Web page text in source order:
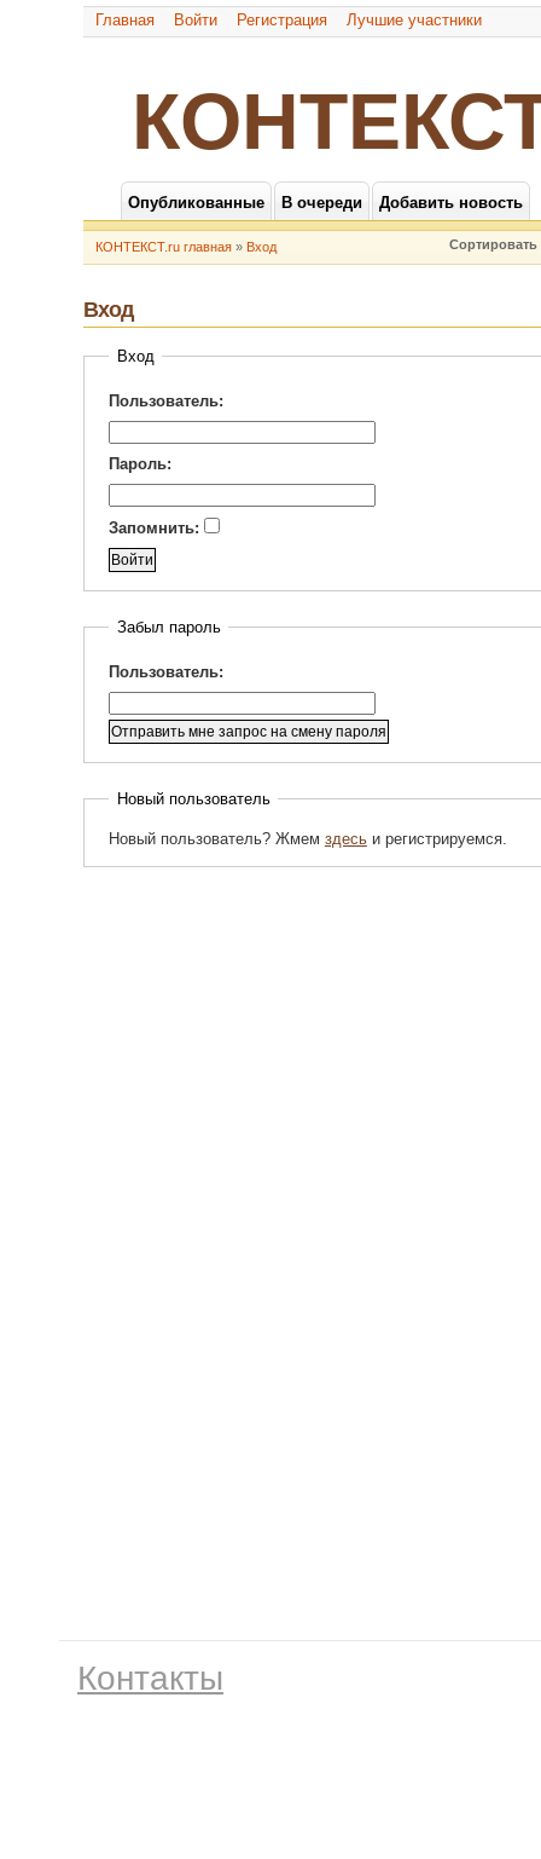
Главная Войти Регистрация Лучшие участники
Опубликованные В очереди Добавить новость
КОНТЕКСТ.ru главная » Вход
Вход
Вход
Пользователь:
Пароль:
Запомнить:
Забыл пароль
Пользователь:
Новый пользователь
Новый пользователь? Жмем здесьи регистрируемся.
Контакты